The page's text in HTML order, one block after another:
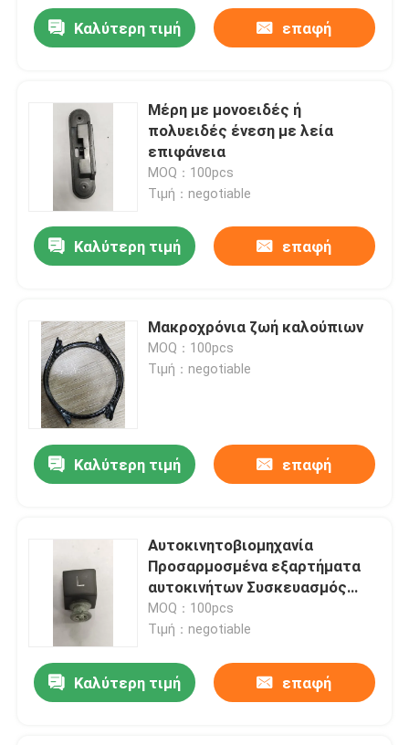
Καλύτερη τιμή επαφή
Μέρη με μονοειδές ή
πολυειδές ένεση με λεία
επιφάνεια
MOQ：100pcs
Τιμή：negotiable
Καλύτερη τιμή επαφή
Μακροχρόνια ζωή καλούπιων
MOQ：100pcs
Τιμή：negotiable
Καλύτερη τιμή επαφή
Αυτοκινητοβιομηχανία
Προσαρμοσμένα εξαρτήματα
αυτοκινήτων Συσκευασμός
ένεσης με προσαρμοσμένο
σχεδιασμό
MOQ：100pcs
Τιμή：negotiable
Καλύτερη τιμή επαφή